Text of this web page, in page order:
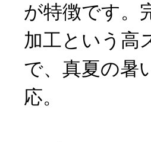
が特徴です。
加工という高
で、真夏の暑
応。